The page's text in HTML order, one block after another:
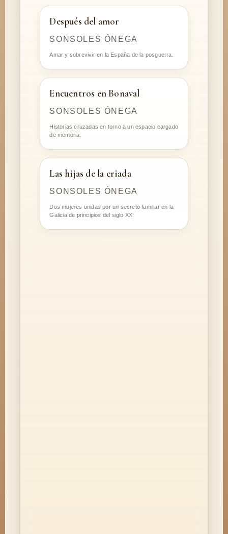
Después del amor
SONSOLES ÓNEGA
Amar y sobrevivir en la España de la posguerra.
Encuentros en Bonaval
SONSOLES ÓNEGA
Historias cruzadas en torno a un espacio cargado
de memoria.
Las hijas de la criada
SONSOLES ÓNEGA
Dos mujeres unidas por un secreto familiar en la
Galicia de principios del siglo XX.